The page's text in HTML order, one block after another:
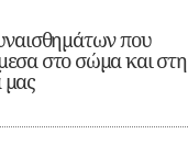
που
στο σώμα και στη
μας